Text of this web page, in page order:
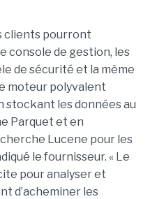
clients pourront
console de gestion, les
de sécurité et la même
moteur polyvalent
stockant les données au
Parquet et en
Lucene pour les
le fournisseur. « Le
pour analyser et
d’acheminer les